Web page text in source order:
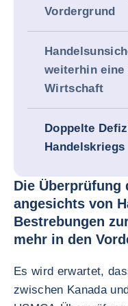
Vordergrund
weiterhin eine
Wirtschaft
Doppelte
Handelskriegs
Die Überprüfung
angesichts von
Bestrebungen
mehr in den
Es wird erwartet,
zwischen Kanada